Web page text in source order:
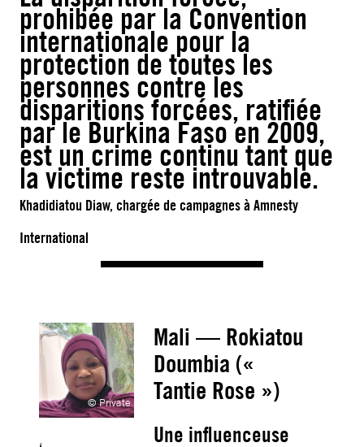
prohibée par la Convention
internationale pour la
protection de toutes les
personnes contre les
disparitions forcées, ratifiée
par le Burkina Faso en 2009,
est un crime continu tant que
la victime reste introuvable.
Khadidiatou Diaw, chargée de campagnes à Amnesty
International
© Private
Mali — Rokiatou
Doumbia («
Tantie Rose »)
Une influenceuse